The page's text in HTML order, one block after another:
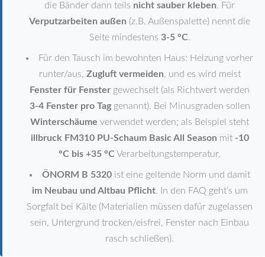
die Bänder dann teils nicht sauber kleben. Für
Verputzarbeiten außen (z.B. Außenspalette) nennt die
Seite mindestens 3-5 °C.
Für den Tausch im bewohnten Haus: Heizung vorher
runter/aus, Zugluft vermeiden, und es wird meist
Fenster für Fenster gewechselt (als Richtwert werden
3-4 Fenster pro Taggenannt). Bei Minusgraden sollen
Winterschäume verwendet werden; als Beispiel steht
illbruck FM310 PU-Schaum Basic All Season mit -10
°C bis +35 °C Verarbeitungstemperatur.
ÖNORM B 5320ist eine geltende Norm und damit
im Neubau und Altbau Pflicht. In den FAQ geht’s um
Sorgfalt bei Kälte (Materialien müssen dafür zugelassen
sein, Untergrund trocken/eisfrei, Fenster nach Einbau
rasch schließen).